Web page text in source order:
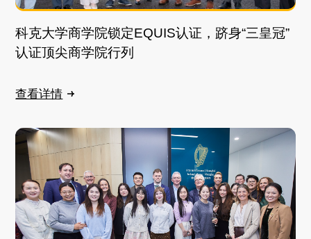
科克大学商学院锁定EQUIS认证，跻身“三皇冠”
认证顶尖商学院行列
查看详情